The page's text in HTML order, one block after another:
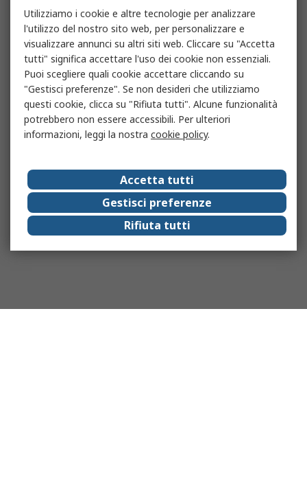
Utilizziamo i cookie e altre tecnologie per analizzare
l'utilizzo del nostro sito web, per personalizzare e
visualizzare annunci su altri siti web. Cliccare su "Accetta
tutti" significa accettare l'uso dei cookie non essenziali.
Puoi scegliere quali cookie accettare cliccando su
"Gestisci preferenze". Se non desideri che utilizziamo
questi cookie, clicca su "Rifiuta tutti". Alcune funzionalità
potrebbero non essere accessibili. Per ulteriori
informazioni, leggi la nostra cookie policy.
Accetta tutti
Gestisci preferenze
Rifiuta tutti